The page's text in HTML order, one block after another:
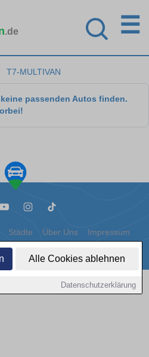
Alle Cookies ablehnen
Datenschutzerklärung
.de ☰
T7-MULTIVAN
passenden Autos finden.
Städte Über Uns Impressum
Cookies
GmbH | Content by: 1a-sites-autos